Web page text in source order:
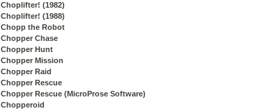
Choplifter! (1982)
Choplifter! (1988)
Chopp the Robot
Chopper Chase
Chopper Hunt
Chopper Mission
Chopper Raid
Chopper Rescue
Chopper Rescue (MicroProse Software)
Chopperoid